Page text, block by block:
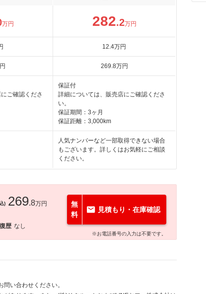
万円 282.2万円
12.4万円
269.8万円
ご確認くださ
保証付
詳細については、販売店にご確認くださ
い。
保証期間：3ヶ月
保証距離：3,000km
人気ナンバーなど一部取得できない場合
もございます。詳しくはお気軽にご相談
ください。
) 269.8万円
歴 なし
無
料
見積もり・在庫確認
※お電話番号の入力は不要です。
い合わせください。